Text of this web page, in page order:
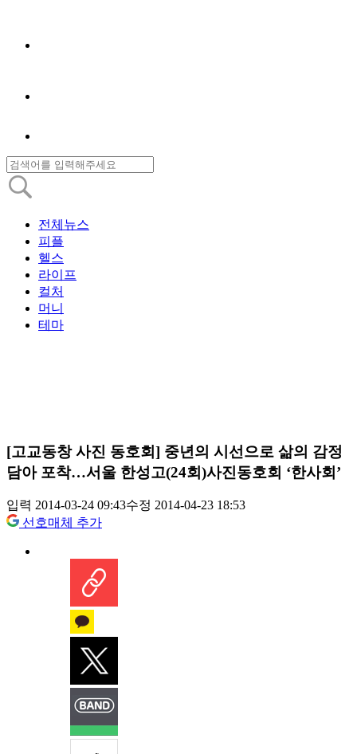
전체뉴스
피플
헬스
라이프
컬처
머니
테마
[고교동창 사진 동호회] 중년의 시선으로 삶의 감정
담아 포착…서울 한성고(24회)사진동호회 ‘한사회’
입력 2014-03-24 09:43수정 2014-04-23 18:53
선호매체 추가